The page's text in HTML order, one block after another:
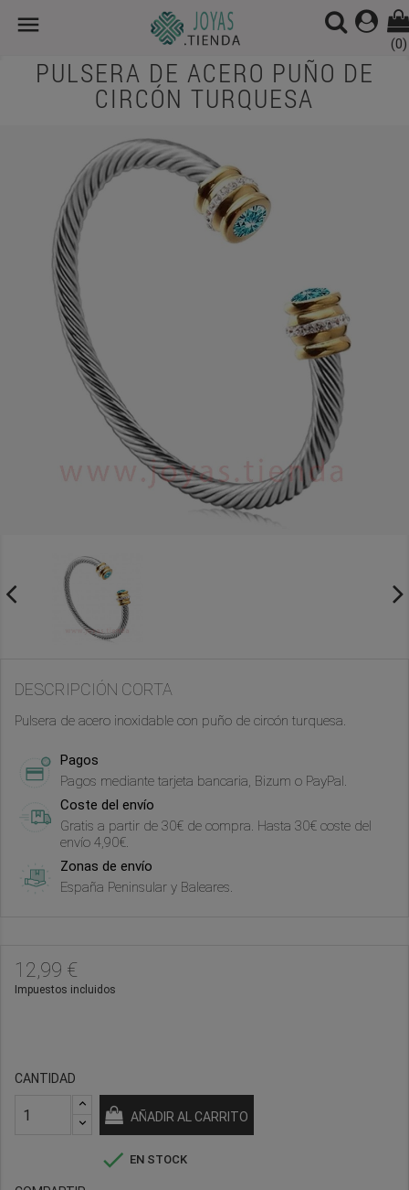

(0)
PULSERA DE ACERO PUÑO DE
CIRCÓN TURQUESA
DESCRIPCIÓN CORTA
Pulsera de acero inoxidable con puño de circón turquesa.
Pagos
Pagos mediante tarjeta bancaria, Bizum o PayPal.
Coste del envío
Gratis a partir de 30€ de compra. Hasta 30€ coste del
envío 4,90€.
Zonas de envío
España Peninsular y Baleares.
12,99 €
Impuestos incluidos
CANTIDAD
AÑADIR AL CARRITO
 EN STOCK